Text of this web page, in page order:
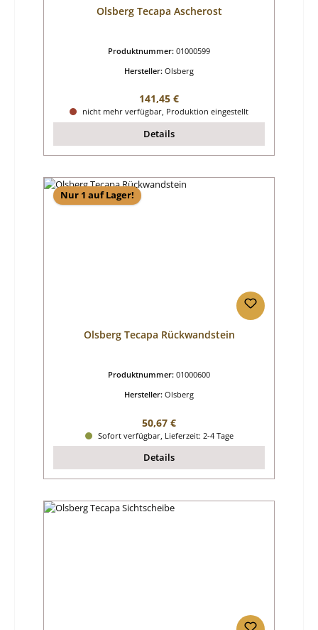
Olsberg Tecapa Ascherost
Produktnummer: 01000599
Hersteller: Olsberg
Regulärer Preis:
141,45 €
nicht mehr verfügbar, Produktion eingestellt
Details
Nur 1 auf Lager!
Olsberg Tecapa Rückwandstein
Produktnummer: 01000600
Hersteller: Olsberg
Regulärer Preis:
50,67 €
Sofort verfügbar, Lieferzeit: 2-4 Tage
Details